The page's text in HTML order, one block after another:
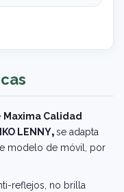
Maxima Calidad
LENNY,se adapta
modelo de móvil, por
reflejos, no brilla